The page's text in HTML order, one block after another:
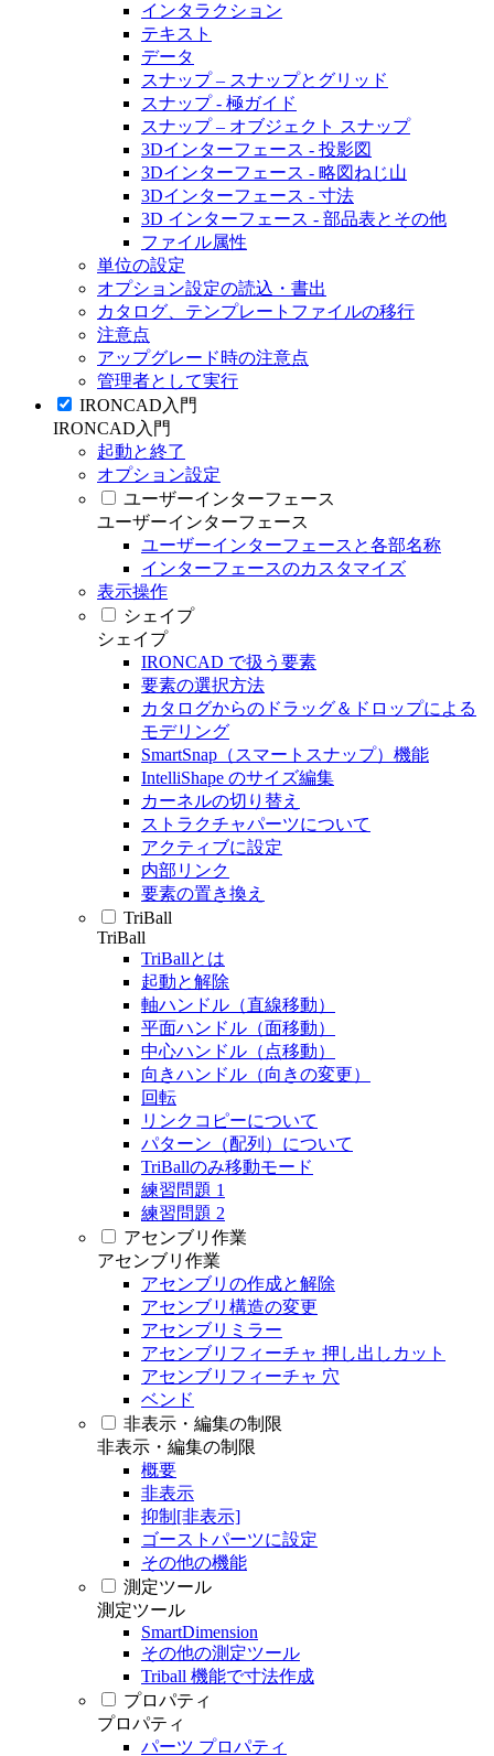
インタラクション
テキスト
データ
スナップ – スナップとグリッド
スナップ - 極ガイド
スナップ – オブジェクト スナップ
3Dインターフェース - 投影図
3Dインターフェース - 略図ねじ山
3Dインターフェース - 寸法
3D インターフェース - 部品表とその他
ファイル属性
単位の設定
オプション設定の読込・書出
カタログ、テンプレートファイルの移行
注意点
アップグレード時の注意点
管理者として実行
IRONCAD入門
IRONCAD入門
起動と終了
オプション設定
ユーザーインターフェース
ユーザーインターフェース
ユーザーインターフェースと各部名称
インターフェースのカスタマイズ
表示操作
シェイプ
シェイプ
IRONCAD で扱う要素
要素の選択方法
カタログからのドラッグ＆ドロップによる
モデリング
SmartSnap（スマートスナップ）機能
IntelliShape のサイズ編集
カーネルの切り替え
ストラクチャパーツについて
アクティブに設定
内部リンク
要素の置き換え
TriBall
TriBall
TriBallとは
起動と解除
軸ハンドル（直線移動）
平面ハンドル（面移動）
中心ハンドル（点移動）
向きハンドル（向きの変更）
回転
リンクコピーについて
パターン（配列）について
TriBallのみ移動モード
練習問題 1
練習問題 2
アセンブリ作業
アセンブリ作業
アセンブリの作成と解除
アセンブリ構造の変更
アセンブリミラー
アセンブリフィーチャ 押し出しカット
アセンブリフィーチャ 穴
ベンド
非表示・編集の制限
非表示・編集の制限
概要
非表示
抑制[非表示]
ゴーストパーツに設定
その他の機能
測定ツール
測定ツール
SmartDimension
その他の測定ツール
Triball 機能で寸法作成
プロパティ
プロパティ
パーツ プロパティ